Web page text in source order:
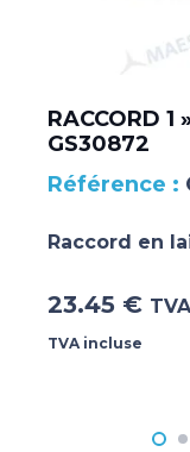
RACCORD 1
GS30872
Raccord en
23.45 €
TVA incluse